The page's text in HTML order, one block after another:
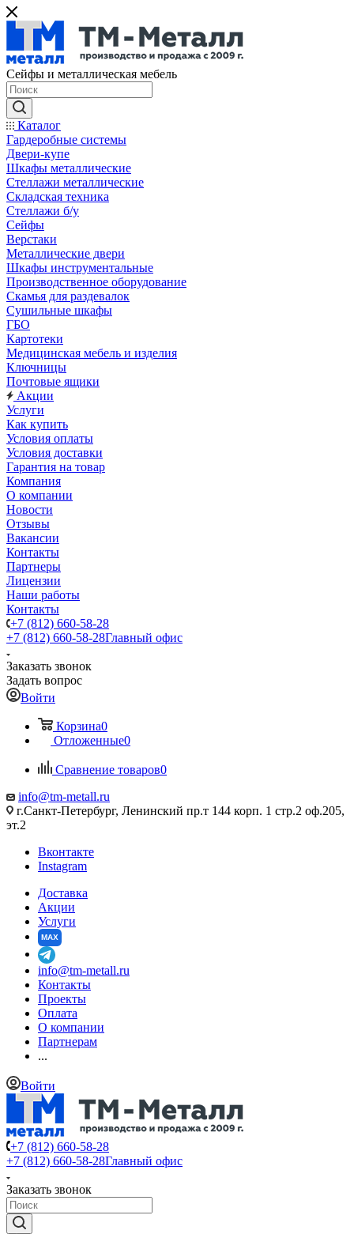
Сейфы и металлическая мебель
Каталог
Гардеробные системы
Двери-купе
Шкафы металлические
Стеллажи металлические
Складская техника
Стеллажи б/у
Сейфы
Верстаки
Металлические двери
Шкафы инструментальные
Производственное оборудование
Скамья для раздевалок
Сушильные шкафы
ГБО
Картотеки
Медицинская мебель и изделия
Ключницы
Почтовые ящики
Акции
Услуги
Как купить
Условия оплаты
Условия доставки
Гарантия на товар
Компания
О компании
Новости
Отзывы
Вакансии
Контакты
Партнеры
Лицензии
Наши работы
Контакты
+7 (812) 660-58-28
+7 (812) 660-58-28Главный офис
Заказать звонок
Задать вопрос
Войти
Корзина0
Отложенные0
Сравнение товаров0
info@tm-metall.ru
г.Санкт-Петербург, Ленинский пр.т 144 корп. 1 стр.2 оф.205,
эт.2
Вконтакте
Instagram
Доставка
Акции
Услуги
MAX
info@tm-metall.ru
Контакты
Проекты
Оплата
О компании
Партнерам
...
Войти
+7 (812) 660-58-28
+7 (812) 660-58-28Главный офис
Заказать звонок